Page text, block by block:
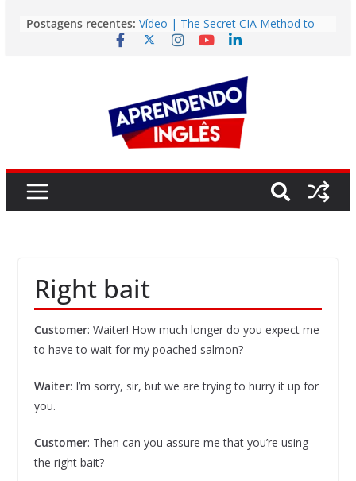
para
Postagens recentes: Vídeo | The Secret CIA Method to
Learn Any Language in 11 Days
Vídeo | Do imaginary friends make
you smarter?
Story | Brasília: The City That Rose
from the Wilderness
Easy English Song | Somewhere
Over the Rainbow (Israel
Right bait
Customer: Waiter! How much longer do you expect me
to have to wait for my poached salmon?
Waiter: I’m sorry, sir, but we are trying to hurry it up for
you.
Customer: Then can you assure me that you’re using
the right bait?